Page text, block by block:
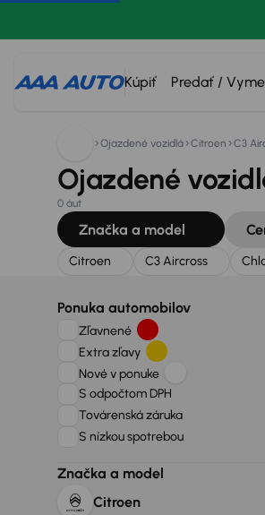
Kúpiť Predať /
Hľadáte:
Ojazdené vozidlá Citroen C3
Ojazdené
0 áut
Značka a model
Citroen C3 Aircross
Ponuka automobilov
Zľavnené
Extra zľavy
Nové v ponuke
S odpočtom DPH
Továrenská záruka
S nízkou spotrebou
Značka a model
Citroen